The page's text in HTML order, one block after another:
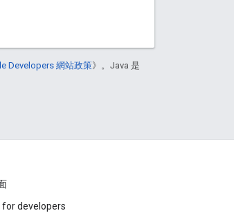
Developers 網站政策》。Java 是
developers